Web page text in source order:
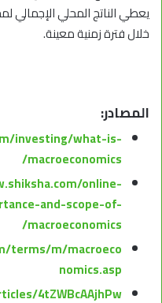
يعطي الناتج المحلي الإجمالي
خلال فترة زمنية معينة.
المصادر:
investing/what-is-
macroeconomics/
online-
and-scope-of-
macroeconomics/
terms/m/macroeco
nomics.asp
4tZWBcAAjhPw